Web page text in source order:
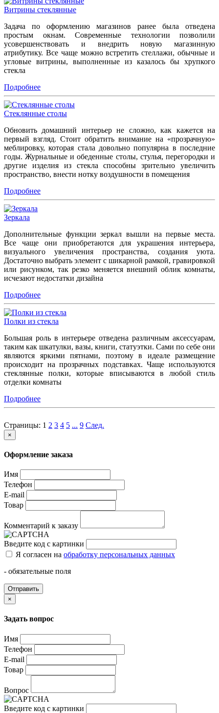
Витрины стеклянные
Задача по оформлению магазинов ранее была отведена
простым окнам. Современные технологии позволили
усовершенствовать и внедрить новую магазинную
атрибутику. Все чаще можно встретить стеллажи, обычные и
угловые витрины, выполненные из казалось бы хрупкого
стекла
Подробнее
Стеклянные столы
Обновить домашний интерьер не сложно, как кажется на
первый взгляд. Стоит обратить внимание на «прозрачную»
меблировку, которая стала довольно популярна в последние
годы. Журнальные и обеденные столы, стулья, перегородки и
другие изделия из стекла способны зрительно увеличить
пространство, внести нотку воздушности в помещения
Подробнее
Зеркала
Дополнительные функции зеркал вышли на первые места.
Все чаще они приобретаются для украшения интерьера,
визуального увеличения пространства, создания уюта.
Достаточно выбрать элемент с шикарной рамкой, гравировкой
или рисунком, так резко меняется внешний облик комнаты,
исчезают недостатки дизайна
Подробнее
Полки из стекла
Большая роль в интерьере отведена различным аксессуарам,
таким как шкатулки, вазы, книги, статуэтки. Сами по себе они
являются яркими пятнами, поэтому в идеале размещение
происходит на прозрачных подставках. Чаще используются
стеклянные полки, которые вписываются в любой стиль
отделки комнаты
Подробнее
Страницы: 1 2 3 4 5 ... 9 След.
×
Оформление заказа
Имя
Телефон
E-mail
Товар
Комментарий к заказу
Введите код с картинки
Я согласен на обработку персональных данных
- обязательные поля
Отправить
×
Задать вопрос
Имя
Телефон
E-mail
Товар
Вопрос
Введите код с картинки